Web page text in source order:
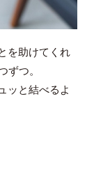
を助けてくれ
ずつ。
ッと結べるよ